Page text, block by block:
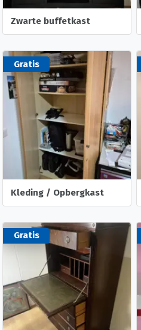
Zwarte buffetkast
Gratis
Kleding / Opbergkast
Gratis